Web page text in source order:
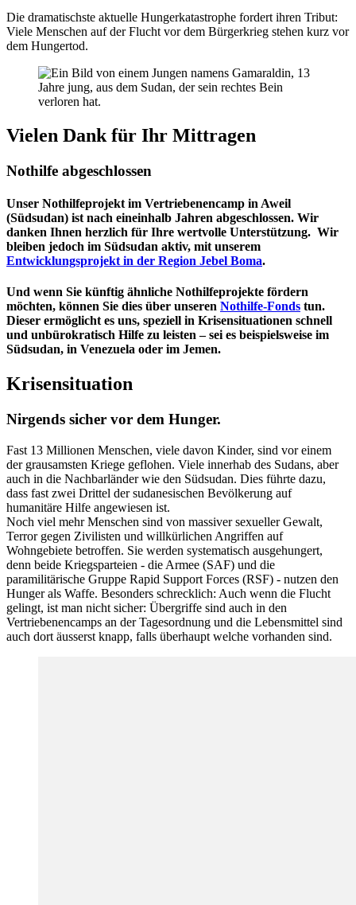
Die dramatischste aktuelle Hungerkatastrophe fordert ihren Tribut:
Viele Menschen auf der Flucht vor dem Bürgerkrieg stehen kurz vor
dem Hungertod.
Vielen Dank für Ihr Mittragen
Nothilfe abgeschlossen
Unser Nothilfeprojekt im Vertriebenencamp in Aweil
(Südsudan) ist nach eineinhalb Jahren abgeschlossen. Wir
danken Ihnen herzlich für Ihre wertvolle Unterstützung. Wir
bleiben jedoch im Südsudan aktiv, mit unserem
Entwicklungsprojekt in der Region Jebel Boma.
Und wenn Sie künftig ähnliche Nothilfeprojekte fördern
möchten, können Sie dies über unseren Nothilfe-Fonds tun.
Dieser ermöglicht es uns, speziell in Krisensituationen schnell
und unbürokratisch Hilfe zu leisten – sei es beispielsweise im
Südsudan, in Venezuela oder im Jemen.
Krisensituation
Nirgends sicher vor dem Hunger.
Fast 13 Millionen Menschen, viele davon Kinder, sind vor einem
der grausamsten Kriege geflohen. Viele innerhab des Sudans, aber
auch in die Nachbarländer wie den Südsudan. Dies führte dazu,
dass fast zwei Drittel der sudanesischen Bevölkerung auf
humanitäre Hilfe angewiesen ist.
Noch viel mehr Menschen sind von massiver sexueller Gewalt,
Terror gegen Zivilisten und willkürlichen Angriffen auf
Wohngebiete betroffen. Sie werden systematisch ausgehungert,
denn beide Kriegsparteien - die Armee (SAF) und die
paramilitärische Gruppe Rapid Support Forces (RSF) - nutzen den
Hunger als Waffe. Besonders schrecklich: Auch wenn die Flucht
gelingt, ist man nicht sicher: Übergriffe sind auch in den
Vertriebenencamps an der Tagesordnung und die Lebensmittel sind
auch dort äusserst knapp, falls überhaupt welche vorhanden sind.